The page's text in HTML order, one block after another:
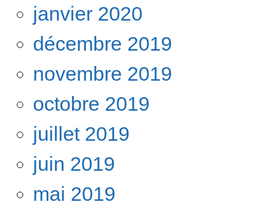
janvier 2020
décembre 2019
novembre 2019
octobre 2019
juillet 2019
juin 2019
mai 2019